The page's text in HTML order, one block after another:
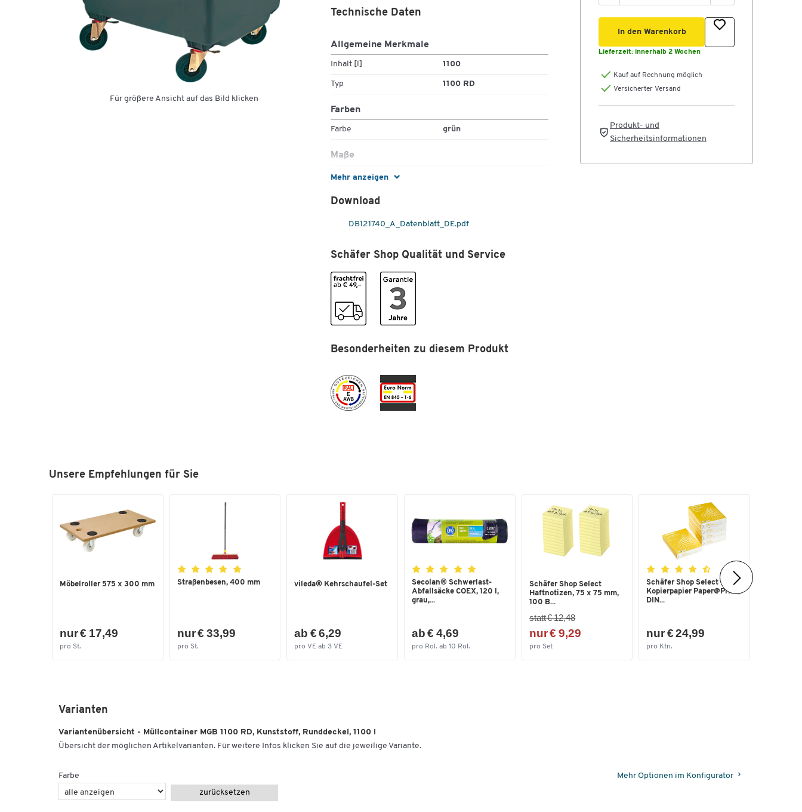
Für größere Ansicht auf das Bild klicken
Mehr anzeigen
Technische Daten
Allgemeine Merkmale
Inhalt [l] 1100
Typ 1100 RD
Farben
Farbe grün
Maße
Breite [mm]
Höhe [mm]
Download
DB121740_A_Datenblatt_DE.pdf
Schäfer Shop Qualität und Service
Besonderheiten zu diesem Produkt
In den Warenkorb
Lieferzeit: innerhalb 2 Wochen
Kauf auf Rechnung möglich
Versicherter Versand
Produkt- und
Sicherheitsinformationen
Unsere Empfehlungen für Sie
Möbelroller 575 x 300 mm
nur € 17,49
pro St.
Straßenbesen, 400 mm
nur € 33,99
pro St.
vileda® Kehrschaufel-Set
ab € 6,29
pro VE ab 3 VE
Secolan® Schwerlast-
Abfallsäcke COEX, 120 l,
grau,...
ab € 4,69
pro Rol. ab 10 Rol.
Schäfer Shop Select
Haftnotizen, 75 x 75 mm,
100 B...
statt € 12,48
nur € 9,29
pro Set
Schäfer Shop Select
Kopierpapier Paper@Print,
DIN...
nur € 24,99
pro Ktn.
Varianten
Variantenübersicht - Müllcontainer MGB 1100 RD, Kunststoff, Runddeckel, 1100 l
Übersicht der möglichen Artikelvarianten. Für weitere Infos klicken Sie auf die jeweilige Variante.
Farbe
zurücksetzen
Mehr Optionen im Konfigurator